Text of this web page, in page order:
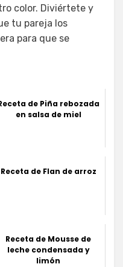
color. Diviértete y
tu pareja los
para que se
de Piña rebozada
en salsa de miel
Receta de Flan de arroz
Receta de Mousse de
leche condensada y
limón